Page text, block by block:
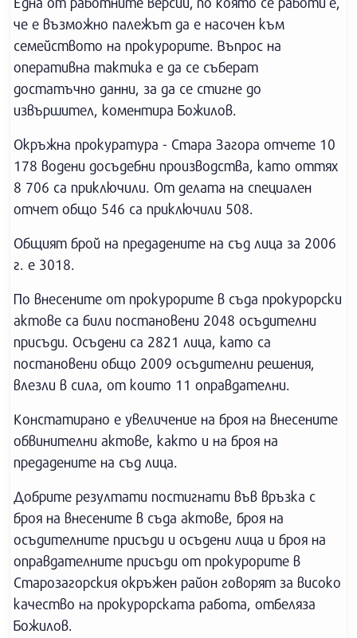
че е възможно палежът да е насочен към
семейството на прокурорите. Въпрос на
оперативна тактика е да се съберат
достатъчно данни, за да се стигне до
извършител, коментира Божилов.
Окръжна прокуратура - Стара Загора отчете 10
178 водени досъдебни производства, като оттях
8 706 са приключили. От делата на специален
отчет общо 546 са приключили 508.
Общият брой на предадените на съд лица за 2006
г. е 3018.
По внесените от прокурорите в съда прокурорски
актове са били постановени 2048 осъдителни
присъди. Осъдени са 2821 лица, като са
постановени общо 2009 осъдителни решения,
влезли в сила, от които 11 оправдателни.
Констатирано е увеличение на броя на внесените
обвинителни актове, както и на броя на
предадените на съд лица.
Добрите резултати постигнати във връзка с
броя на внесените в съда актове, броя на
осъдителните присъди и осъдени лица и броя на
оправдателните присъди от прокурорите в
Старозагорския окръжен район говорят за високо
качество на прокурорската работа, отбеляза
Божилов.